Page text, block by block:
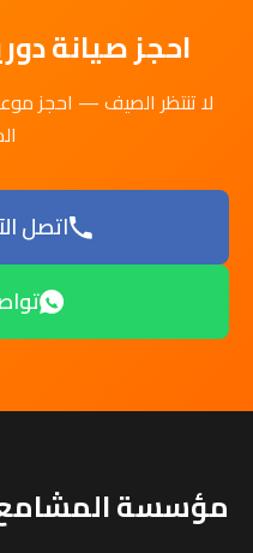
احجز صيانة
لا تنتظر الصيف — احجز
اتصل الآن:
مؤسسة